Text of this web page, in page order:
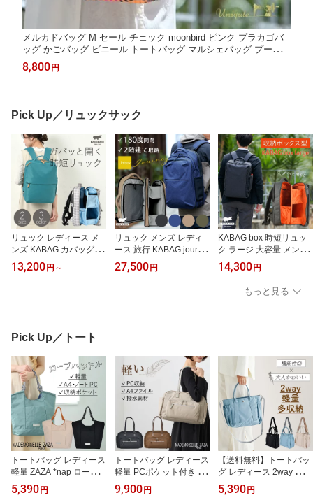
メルカドバッグ M セール チェック moonbird ピンク プラカゴバ
ッグ かごバッグ ビニール トートバッグ マルシェバッグ プールバ
ッグ 夏 大きめ 大容量 軽量 軽い レディース バッグ メルカドバッ
ク メキシコ ハンドメイド チャーム 送料無料 uniqute RB0004
8,800 円
Pick Up／リュックサック
リュック レディース メ
ンズ KABAG カバッグ ガ
バッと開く 時短リュック
スリム 上下分割収納 2層
防災 マザーズバッグ min
13,200 円 ～
リュック メンズ レディ
ース 旅行 KABAG journe
y カバッグ ジャーニー ト
ラベルリュック バックパ
27,500 円
KABAG box 時短リュッ
ク ラージ 大容量 メンズ
レディース 通勤 通学 1
6〜17インチ PC収納 A4
撥水 整理しやすい 自立
ボックス型 旅行 出張
14,300 円
もっと見る
Pick Up／トート
トートバッグ レディース
軽量 ZAZA *nap ロープ
ハンドルトートバッグ A
4 ノートPC 15インチPC
5,390 円
トートバッグ レディース
軽量 PCポケット付き 多
収納 ナイロン ZAZA ZP0
01 A4 通勤バッグ 旅行バ
9,900 円
【送料無料】トートバッ
グ レディース 2way 軽量
撥水 ショルダーバッグ
ギャザーポケット ファス
5,390 円